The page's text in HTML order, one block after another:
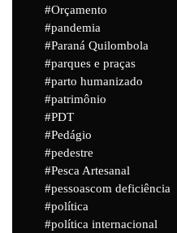
Orçamento
pandemia
Paraná Quilombola
parques e praças
parto humanizado
patrimônio
PDT
Pedágio
pedestre
Pesca Artesanal
pessoascom deficiência
política
política internacional